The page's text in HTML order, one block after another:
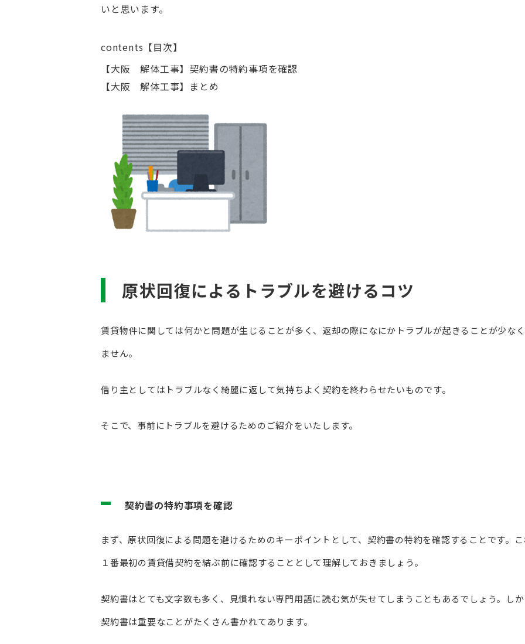
いと思います。
contents【目次】
【大阪 解体工事】契約書の特約事項を確認
【大阪 解体工事】まとめ
原状回復によるトラブルを避けるコツ
賃貸物件に関しては何かと問題が生じることが多く、返却の際になにかトラブルが起きることが少な
ません。
借り主としてはトラブルなく綺麗に返して気持ちよく契約を終わらせたいものです。
そこで、事前にトラブルを避けるためのご紹介をいたします。
契約書の特約事項を確認
まず、原状回復による問題を避けるためのキーポイントとして、契約書の特約を確認することです。
１番最初の賃貸借契約を結ぶ前に確認することとして理解しておきましょう。
契約書はとても文字数も多く、見慣れない専門用語に読む気が失せてしまうこともあるでしょう。し
契約書は重要なことがたくさん書かれてあります。